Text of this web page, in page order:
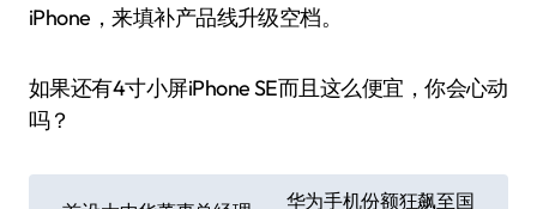
iPhone，来填补产品线升级空档。
如果还有4寸小屏iPhone SE而且这么便宜，你会心动
吗？
华为手机份额狂飙至国